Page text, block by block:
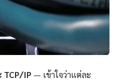
TCP/IP — เข้าใจว่าแต่ละ